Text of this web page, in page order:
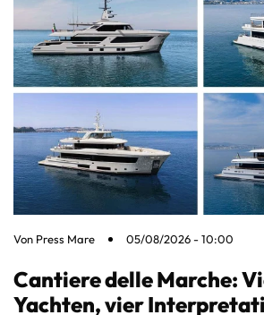
Von Press Mare 05/08/2026 - 10:00
Cantiere delle Marche:
Yachten, vier